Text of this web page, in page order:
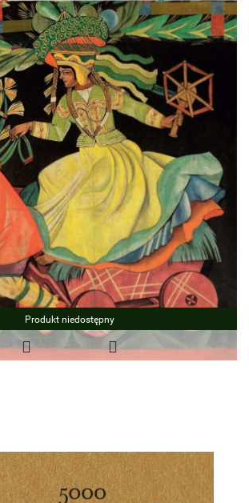
Produkt niedostępny